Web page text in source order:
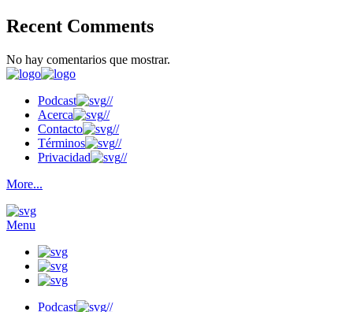
Recent Comments
No hay comentarios que mostrar.
Podcast
//
Acerca
//
Contacto
//
Términos
//
Privacidad
//
More...
Menu
Podcast
//